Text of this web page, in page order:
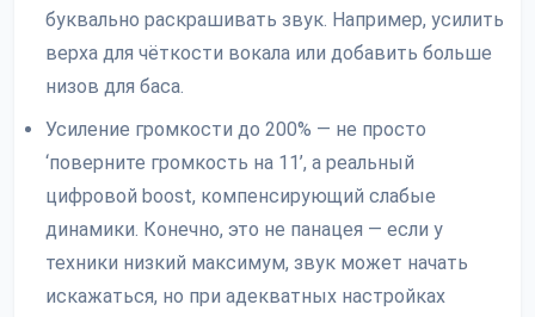
буквально раскрашивать звук. Например, усилить
верха для чёткости вокала или добавить больше
низов для баса.
Усиление громкости до 200% — не просто
‘поверните громкость на 11’, а реальный
цифровой boost, компенсирующий слабые
динамики. Конечно, это не панацея — если у
техники низкий максимум, звук может начать
искажаться, но при адекватных настройках